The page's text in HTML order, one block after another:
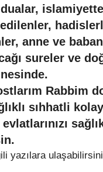
edilenler,
anne ve
sureler ve
Rabbim
sıhhatli
yazılara